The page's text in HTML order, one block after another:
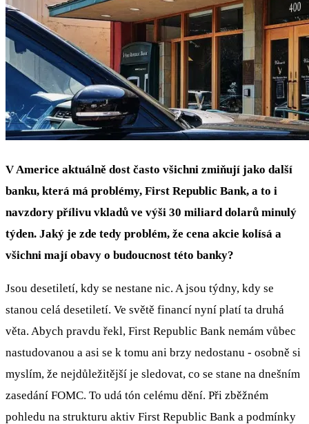
V Americe aktuálně dost často všichni zmiňují jako další
banku, která má problémy, First Republic Bank, a to i
navzdory přílivu vkladů ve výši 30 miliard dolarů minulý
týden. Jaký je zde tedy problém, že cena akcie kolísá a
všichni mají obavy o budoucnost této banky?
Jsou desetiletí, kdy se nestane nic. A jsou týdny, kdy se
stanou celá desetiletí. Ve světě financí nyní platí ta druhá
věta. Abych pravdu řekl, First Republic Bank nemám vůbec
nastudovanou a asi se k tomu ani brzy nedostanu - osobně si
myslím, že nejdůležitější je sledovat, co se stane na dnešním
zasedání FOMC. To udá tón celému dění. Při zběžném
pohledu na strukturu aktiv First Republic Bank a podmínky